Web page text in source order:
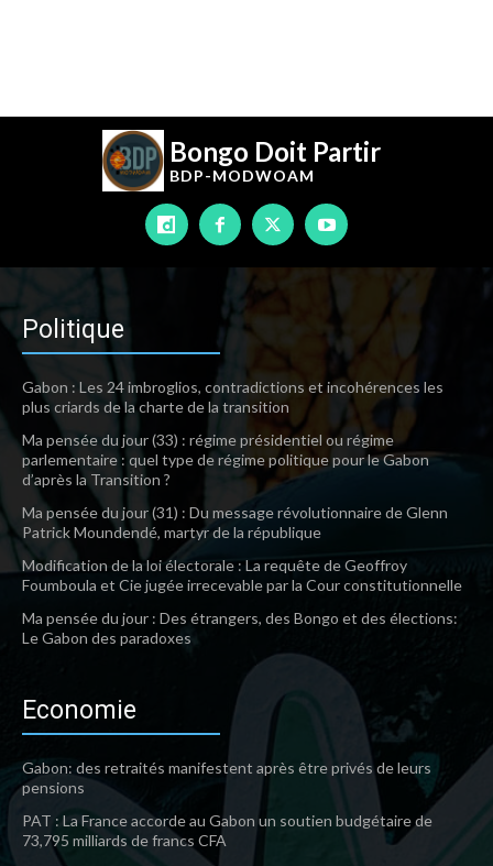
Bongo Doit Partir
BDP-MODWOAM
Politique
Gabon : Les 24 imbroglios, contradictions et incohérences les
plus criards de la charte de la transition
Ma pensée du jour (33) : régime présidentiel ou régime
parlementaire : quel type de régime politique pour le Gabon
d’après la Transition ?
Ma pensée du jour (31) : Du message révolutionnaire de Glenn
Patrick Moundendé, martyr de la république
Modification de la loi électorale : La requête de Geoffroy
Foumboula et Cie jugée irrecevable par la Cour constitutionnelle
Ma pensée du jour : Des étrangers, des Bongo et des élections:
Le Gabon des paradoxes
Economie
Gabon: des retraités manifestent après être privés de leurs
pensions
PAT : La France accorde au Gabon un soutien budgétaire de
73,795 milliards de francs CFA